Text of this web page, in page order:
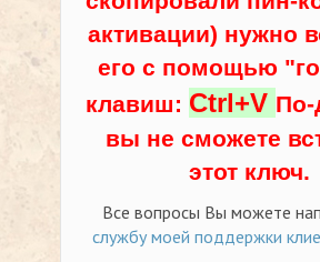
активации) нужно
его с помощью
клавиш: Ctrl+V По-
вы не сможете
этот ключ.
Все вопросы Вы можете
службу моей поддержки